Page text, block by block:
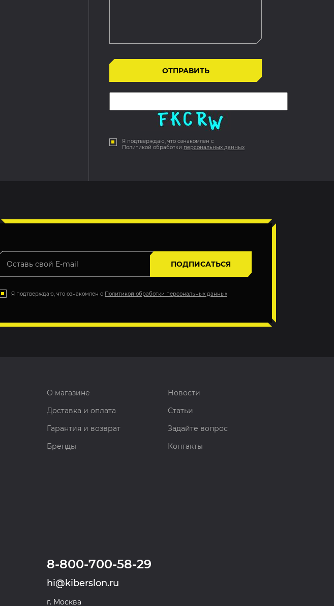
Я подтверждаю, что ознакомлен с
Политикой обработки персональных данных
ПОДПИСАТЬСЯ
Я подтверждаю, что ознакомлен с Политикой обработки персональных данных
О магазине
Новости
Доставка и оплата
Статьи
Гарантия и возврат
Задайте вопрос
Бренды
Контакты
8-800-700-58-29
hi@kiberslon.ru
г. Москва